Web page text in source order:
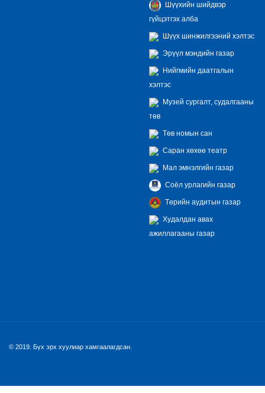
Шүүхийн шийдвэр
гүйцэтгэх алба
Шүүх шинжилгээний хэлтэс
Эрүүл мэндийн газар
Нийгмийн даатгалын
хэлтэс
Музей сургалт, судалгааны
төв
Төв номын сан
Саран хөхөө театр
Мал эмнэлгийн газар
Соёл урлагийн газар
Төрийн аудитын газар
Худалдан авах
ажиллагааны газар
© 2019. Бүх эрх хуулиар хамгаалагдсан.